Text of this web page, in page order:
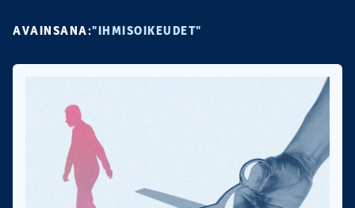
AVAINSANA:"IHMISOIKEUDET"